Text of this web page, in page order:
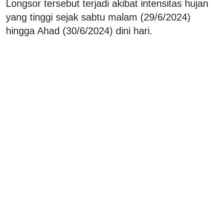
Longsor tersebut terjadi akibat intensitas hujan
yang tinggi sejak sabtu malam (29/6/2024)
hingga Ahad (30/6/2024) dini hari.